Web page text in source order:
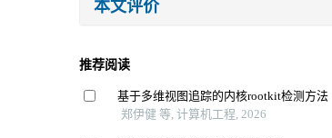
本文评价